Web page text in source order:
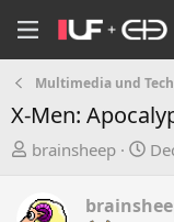
Multimedia und
X-Men:
T
r
brainsheep
S